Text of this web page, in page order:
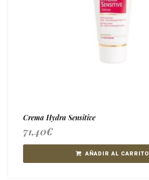
Crema Hydra Sensitive
71,40€
AÑADIR AL CARRITO